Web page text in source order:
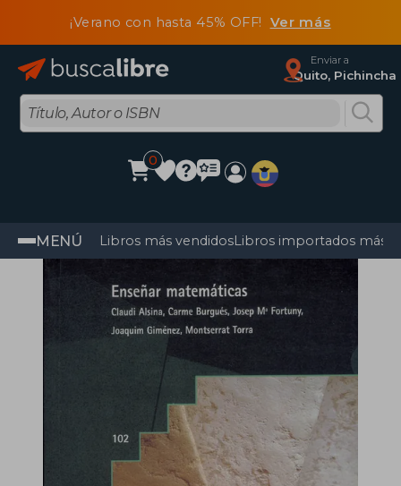
¡Verano con hasta 45% OFF! Ver más
Enviar a
Quito, Pichincha
0
MENÚ Libros más vendidosLibros importados más